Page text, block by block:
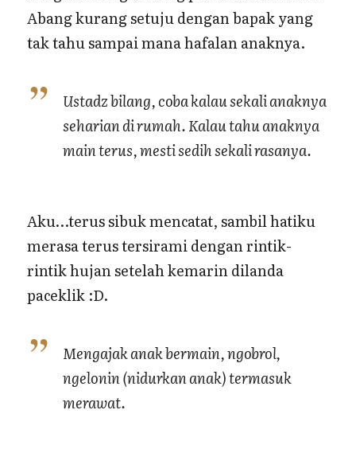
Abang kurang setuju dengan bapak yang
tak tahu sampai mana hafalan anaknya.
Ustadz bilang, coba kalau sekali anaknya
seharian di rumah. Kalau tahu anaknya
main terus, mesti sedih sekali rasanya.
Aku…terus sibuk mencatat, sambil hatiku
merasa terus tersirami dengan rintik-
rintik hujan setelah kemarin dilanda
paceklik :D.
Mengajak anak bermain, ngobrol,
ngelonin (nidurkan anak) termasuk
merawat.